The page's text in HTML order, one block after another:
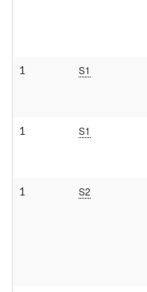
1 S1
1 S1
1 S2